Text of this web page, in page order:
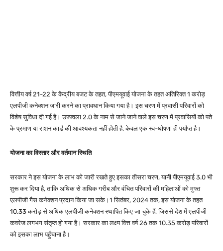
वित्तीय वर्ष 21-22 के केंद्रीय बजट के तहत, पीएमयूवाई योजना के तहत अतिरिक्त 1 करोड़
एलपीजी कनेक्शन जारी करने का प्रावधान किया गया है। इस चरण में प्रवासी परिवारों को
विशेष सुविधा दी गई है। उज्ज्वला 2.0 के नाम से जाने जाने वाले इस चरण में प्रवासियों को पते
के प्रमाण या राशन कार्ड की आवश्यकता नहीं होती है, केवल एक स्व-घोषणा ही पर्याप्त है।
योजना का विस्तार और वर्तमान स्थिति
सरकार ने इस योजना के लाभ को जारी रखते हुए इसका तीसरा चरण, यानी पीएमयूवाई 3.0 भी
शुरू कर दिया है, ताकि अधिक से अधिक गरीब और वंचित परिवारों की महिलाओं को मुफ्त
एलपीजी गैस कनेक्शन प्रदान किया जा सके। 1 सितंबर, 2024 तक, इस योजना के तहत
10.33 करोड़ से अधिक एलपीजी कनेक्शन स्थापित किए जा चुके हैं, जिससे देश में एलपीजी
कवरेज लगभग संतृप्त हो गया है। सरकार का लक्ष्य वित्त वर्ष 26 तक 10.35 करोड़ परिवारों
को इसका लाभ पहुँचाना है।